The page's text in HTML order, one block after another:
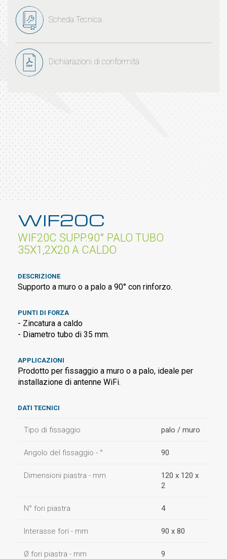
Scheda Tecnica
Dichiarazioni di conformità
WIF20C
WIF20C SUPP.90° PALO TUBO
35X1,2X20 A CALDO
DESCRIZIONE
Supporto a muro o a palo a 90° con rinforzo.
PUNTI DI FORZA
- Zincatura a caldo
- Diametro tubo di 35 mm.
APPLICAZIONI
Prodotto per fissaggio a muro o a palo, ideale per
installazione di antenne WiFi.
DATI TECNICI
Tipo di fissaggio palo / muro
Angolo del fissaggio - ° 90
Dimensioni piastra - mm
120 x 120 x
2
N° fori piastra 4
Interasse fori - mm 90 x 80
Ø fori piastra - mm 9